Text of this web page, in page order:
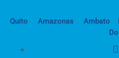
Quito Amazonas Ambato